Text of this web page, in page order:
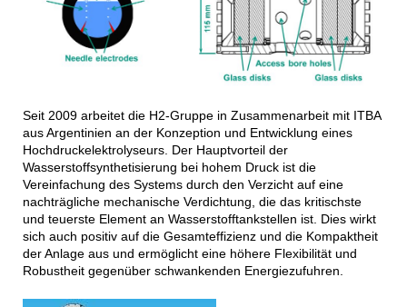
Seit 2009 arbeitet die H2-Gruppe in Zusammenarbeit mit ITBA
aus Argentinien an der Konzeption und Entwicklung eines
Hochdruckelektrolyseurs. Der Hauptvorteil der
Wasserstoffsynthetisierung bei hohem Druck ist die
Vereinfachung des Systems durch den Verzicht auf eine
nachträgliche mechanische Verdichtung, die das kritischste
und teuerste Element an Wasserstofftankstellen ist. Dies wirkt
sich auch positiv auf die Gesamteffizienz und die Kompaktheit
der Anlage aus und ermöglicht eine höhere Flexibilität und
Robustheit gegenüber schwankenden Energiezufuhren.